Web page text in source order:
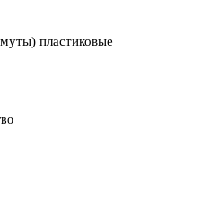
пластиковые